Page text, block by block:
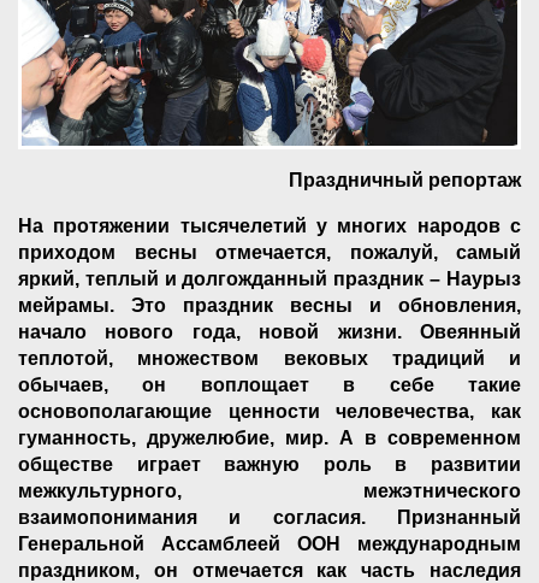
Праздничный репортаж
На протяжении тысячелетий у многих народов с
приходом весны отмечается, пожалуй, самый
яркий, теплый и долгожданный праздник – Наурыз
мейрамы. Это праздник весны и обновления,
начало нового года, новой жизни. Овеянный
теплотой, множеством вековых традиций и
обычаев, он воплощает в себе такие
основополагающие ценности человечества, как
гуманность, дружелюбие, мир. А в современном
обществе играет важную роль в развитии
межкультурного, межэтнического
взаимопонимания и согласия. Признанный
Генеральной Ассамблеей ООН международным
праздником, он отмечается как часть наследия